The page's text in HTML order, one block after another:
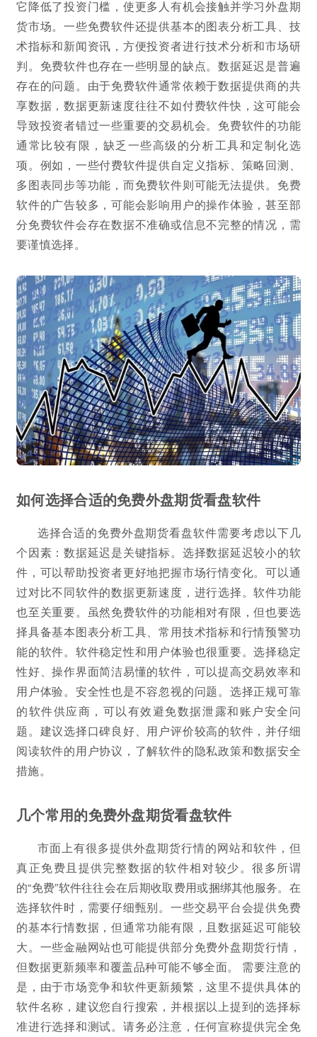
它降低了投资门槛，使更多人有机会接触并学习外盘期
货市场。一些免费软件还提供基本的图表分析工具、技
术指标和新闻资讯，方便投资者进行技术分析和市场研
判。免费软件也存在一些明显的缺点。数据延迟是普遍
存在的问题。由于免费软件通常依赖于数据提供商的共
享数据，数据更新速度往往不如付费软件快，这可能会
导致投资者错过一些重要的交易机会。免费软件的功能
通常比较有限，缺乏一些高级的分析工具和定制化选
项。例如，一些付费软件提供自定义指标、策略回测、
多图表同步等功能，而免费软件则可能无法提供。免费
软件的广告较多，可能会影响用户的操作体验，甚至部
分免费软件会存在数据不准确或信息不完整的情况，需
要谨慎选择。
如何选择合适的免费外盘期货看盘软件
选择合适的免费外盘期货看盘软件需要考虑以下几
个因素：数据延迟是关键指标。选择数据延迟较小的软
件，可以帮助投资者更好地把握市场行情变化。可以通
过对比不同软件的数据更新速度，进行选择。软件功能
也至关重要。虽然免费软件的功能相对有限，但也要选
择具备基本图表分析工具、常用技术指标和行情预警功
能的软件。软件稳定性和用户体验也很重要。选择稳定
性好、操作界面简洁易懂的软件，可以提高交易效率和
用户体验。安全性也是不容忽视的问题。选择正规可靠
的软件供应商，可以有效避免数据泄露和账户安全问
题。建议选择口碑良好、用户评价较高的软件，并仔细
阅读软件的用户协议，了解软件的隐私政策和数据安全
措施。
几个常用的免费外盘期货看盘软件
市面上有很多提供外盘期货行情的网站和软件，但
真正免费且提供完整数据的软件相对较少。很多所谓
的“免费”软件往往会在后期收取费用或捆绑其他服务。在
选择软件时，需要仔细甄别。一些交易平台会提供免费
的基本行情数据，但通常功能有限，且数据延迟可能较
大。一些金融网站也可能提供部分免费外盘期货行情，
但数据更新频率和覆盖品种可能不够全面。 需要注意的
是，由于市场竞争和软件更新频繁，这里不提供具体的
软件名称，建议您自行搜索，并根据以上提到的选择标
准进行选择和测试。请务必注意，任何宣称提供完全免